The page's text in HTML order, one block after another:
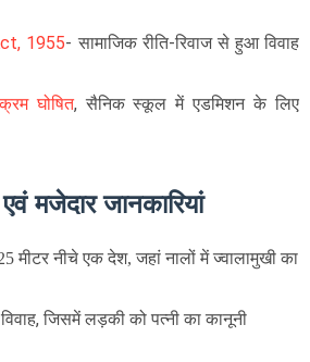
1955- सामाजिक रीति-रिवाज से हुआ विवाह
घोषित, सैनिक स्कूल में एडमिशन के लिए
मजेदार जानकारियां
मीटर नीचे एक देश, जहां नालों में ज्वालामुखी का
जिसमें लड़की को पत्नी का कानूनी